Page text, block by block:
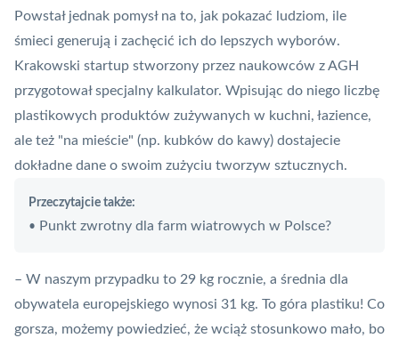
Powstał jednak pomysł na to, jak pokazać ludziom, ile
śmieci generują i zachęcić ich do lepszych wyborów.
Krakowski startup stworzony przez naukowców z AGH
przygotował specjalny kalkulator. Wpisując do niego liczbę
plastikowych produktów zużywanych w kuchni, łazience,
ale też "na mieście" (np. kubków do kawy) dostajecie
dokładne dane o swoim zużyciu tworzyw sztucznych.
Przeczytajcie także:
• Punkt zwrotny dla farm wiatrowych w Polsce?
– W naszym przypadku to 29 kg rocznie, a średnia dla
obywatela europejskiego wynosi 31 kg. To góra plastiku! Co
gorsza, możemy powiedzieć, że wciąż stosunkowo mało, bo